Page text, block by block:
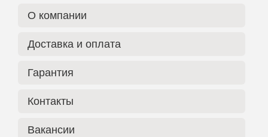
О компании
Доставка и оплата
Гарантия
Контакты
Вакансии